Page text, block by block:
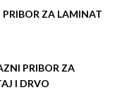
PRIBOR ZA LAMINAT
PRIBOR ZA
I DRVO